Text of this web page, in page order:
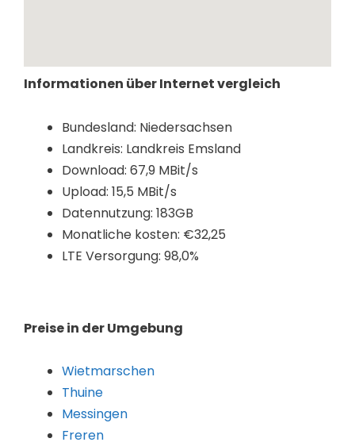
Informationen über Internet vergleich
Bundesland: Niedersachsen
Landkreis: Landkreis Emsland
Download: 67,9 MBit/s
Upload: 15,5 MBit/s
Datennutzung: 183GB
Monatliche kosten: €32,25
LTE Versorgung: 98,0%
Preise in der Umgebung
Wietmarschen
Thuine
Messingen
Freren